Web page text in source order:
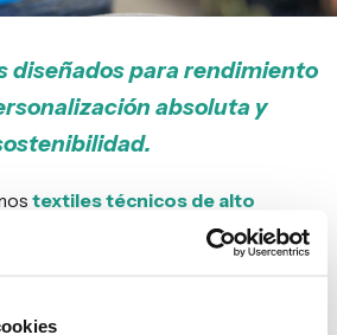
diseñados para rendimiento
absoluta y
textiles técnicos de alto
las superficies de cabina: tapicerías,
de asiento y cojines. Utilizamos
resistencia mecánica,